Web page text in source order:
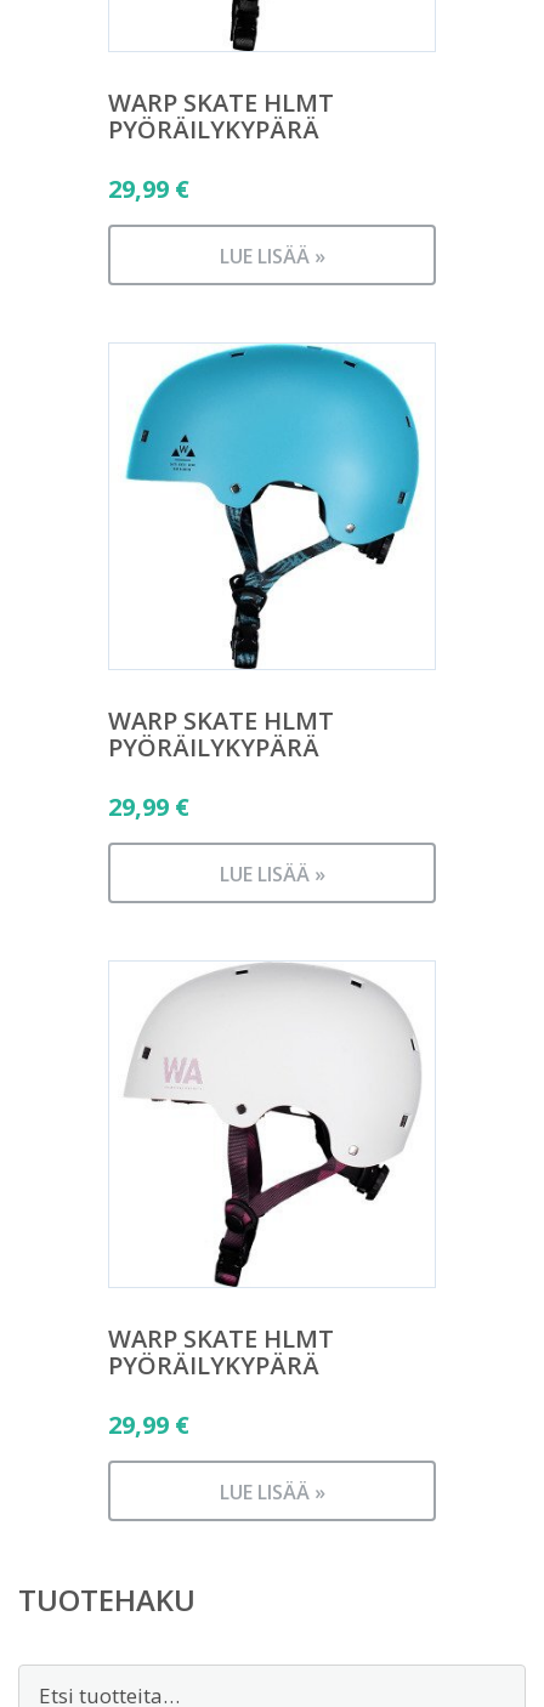
WARP SKATE HLMT
PYÖRÄILYKYPÄRÄ
29,99 €
LUE LISÄÄ »
WARP SKATE HLMT
PYÖRÄILYKYPÄRÄ
29,99 €
LUE LISÄÄ »
WARP SKATE HLMT
PYÖRÄILYKYPÄRÄ
29,99 €
LUE LISÄÄ »
TUOTEHAKU